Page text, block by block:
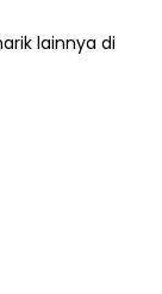
lainnya di